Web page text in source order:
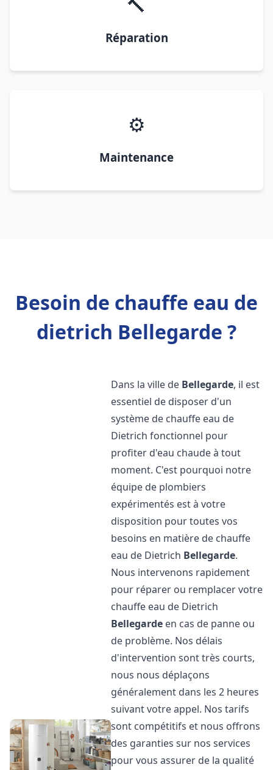
Réparation
⚙️
Maintenance
Besoin de chauffe eau de
dietrich Bellegarde ?
Dans la ville de Bellegarde, il est
essentiel de disposer d'un
système de chauffe eau de
Dietrich fonctionnel pour
profiter d'eau chaude à tout
moment. C'est pourquoi notre
équipe de plombiers
expérimentés est à votre
disposition pour toutes vos
besoins en matière de chauffe
eau de Dietrich Bellegarde.
Nous intervenons rapidement
pour réparer ou remplacer votre
chauffe eau de Dietrich
Bellegarde en cas de panne ou
de problème. Nos délais
d'intervention sont très courts,
nous nous déplaçons
généralement dans les 2 heures
suivant votre appel. Nos tarifs
sont compétitifs et nous offrons
des garanties sur nos services
pour vous assurer de la qualité